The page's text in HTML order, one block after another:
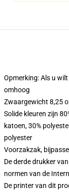
Opmerking: Als u
omhoog
Zwaargewicht 8,25
Solide kleuren zijn
katoen, 30%
polyester
Voorzakzak,
De derde drukker
normen van de
De printer van dit